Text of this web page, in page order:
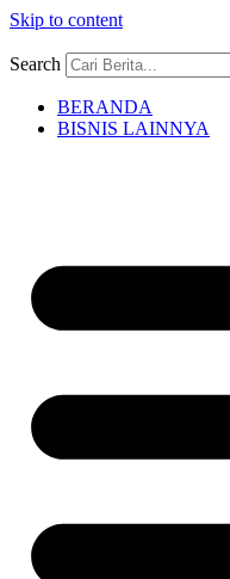
Skip to content
Search
BERANDA
BISNIS LAINNYA